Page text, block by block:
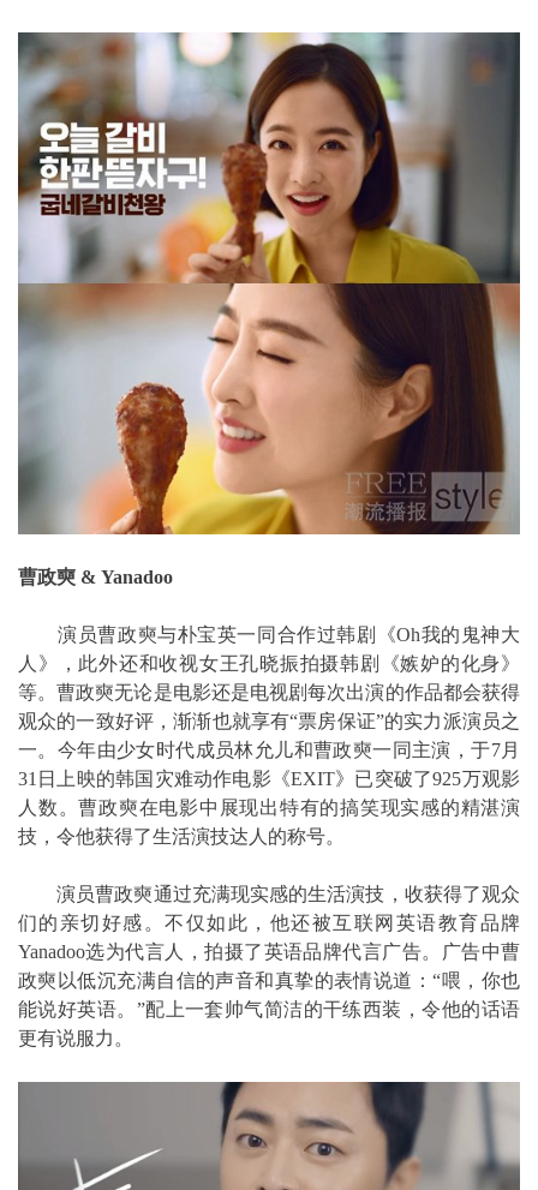
曹政奭 & Yanadoo
演员曹政奭与朴宝英一同合作过韩剧《Oh我的鬼神大
人》，此外还和收视女王孔晓振拍摄韩剧《嫉妒的化身》
等。曹政奭无论是电影还是电视剧每次出演的作品都会获得
观众的一致好评，渐渐也就享有“票房保证”的实力派演员之
一。今年由少女时代成员林允儿和曹政奭一同主演，于7月
31日上映的韩国灾难动作电影《EXIT》已突破了925万观影
人数。曹政奭在电影中展现出特有的搞笑现实感的精湛演
技，令他获得了生活演技达人的称号。
演员曹政奭通过充满现实感的生活演技，收获得了观众
们的亲切好感。不仅如此，他还被互联网英语教育品牌
Yanadoo选为代言人，拍摄了英语品牌代言广告。广告中曹
政奭以低沉充满自信的声音和真挚的表情说道：“喂，你也
能说好英语。”配上一套帅气简洁的干练西装，令他的话语
更有说服力。